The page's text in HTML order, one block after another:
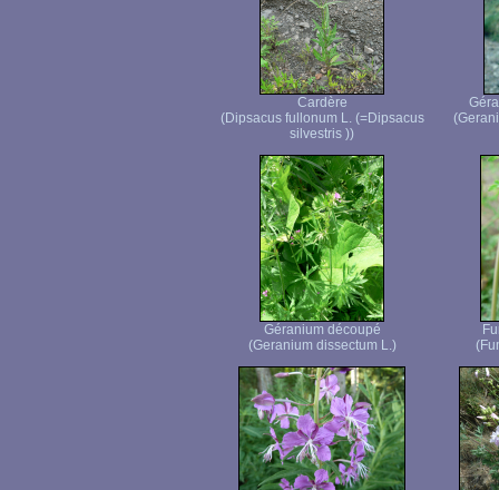
Cardère
(Dipsacus fullonum L. (=Dipsacus
silvestris ))
Géranium découpé
(Geranium dissectum L.)